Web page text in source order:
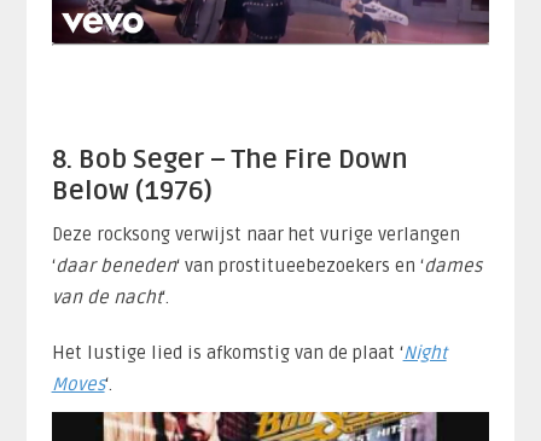
8. Bob Seger – The Fire Down
Below (1976)
Deze rocksong verwijst naar het vurige verlangen
‘daar beneden‘ van prostitueebezoekers en ‘dames
van de nacht‘.
Het lustige lied is afkomstig van de plaat ‘Night
Moves‘.